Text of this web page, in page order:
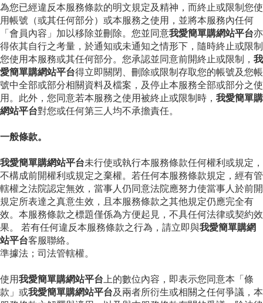
為您已經違反本服務條款的明文規定及精神，而終止或限制您使
用帳號（或其任何部分）或本服務之使用，並將本服務內任何
「會員內容」加以移除並刪除。您並同意我愛簡單購網站平台亦
得依其自行之考量，於通知或未通知之情形下，隨時終止或限制
您使用本服務或其任何部分。您承認並同意前開終止或限制， 我
愛簡單購網站平台得立即關閉、刪除或限制存取您的帳號及您帳
號中全部或部分相關資料及檔案，及停止本服務全部或部分之使
用。此外，您同意若本服務之使用被終止或限制時， 我愛簡單購
網站平台對您或任何第三人均不承擔責任。
一般條款。
我愛簡單購網站平台未行使或執行本服務條款任何權利或規定，
不構成前開權利或規定之棄權。若任何本服務條款規定，經有管
轄權之法院認定無效，當事人仍同意法院應努力使當事人於前開
規定所表達之真意生效，且本服務條款之其他規定仍應完全有
效。本服務條款之標題僅係為方便起見，不具任何法律或契約效
果。 若有任何違反本服務條款之行為，請立即與我愛簡單購網
站平台客服聯絡。
準據法；司法管轄權。
使用我愛簡單購網站平台 上的數位內容，即表示您同意本「條
款」或我愛簡單購網站平台及兩者所衍生或相關之任何爭議，本